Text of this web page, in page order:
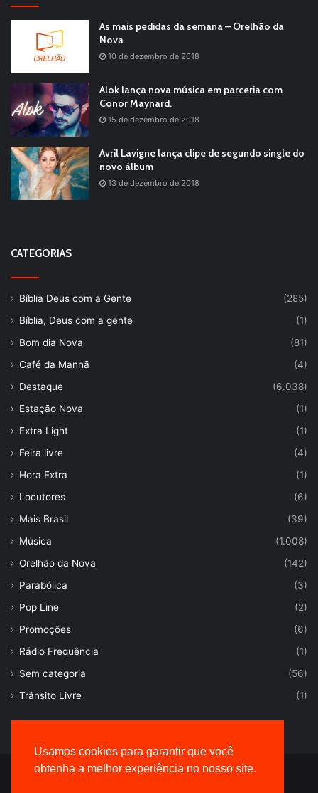
Usamos cookies para garantir que você
obtenha a melhor experiência no nosso site.
As mais pedidas da semana – Orelhão da
Nova
10 de dezembro de 2018
Alok lança nova música em parceria com
Conor Maynard.
15 de dezembro de 2018
Avril Lavigne lança clipe de segundo single do
novo álbum
13 de dezembro de 2018
CATEGORIAS
Bíblia Deus com a Gente
(285)
Bíblia, Deus com a gente
(1)
Bom dia Nova
(81)
Café da Manhã
(4)
Destaque
(6.038)
Estação Nova
(1)
Extra Light
(1)
Feira livre
(4)
Hora Extra
(1)
Locutores
(6)
Mais Brasil
(39)
Música
(1.008)
Orelhão da Nova
(142)
Parabólica
(3)
Pop Line
(2)
Promoções
(6)
Rádio Frequência
(1)
Sem categoria
(56)
Trânsito Livre
(1)